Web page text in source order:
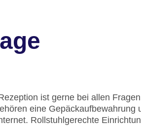
ist gerne bei allen
eine Gepäckaufbewahrung
Rollstuhlgerechte